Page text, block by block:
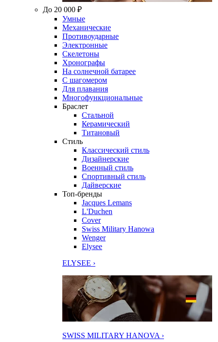
До 20 000 ₽
Умные
Механические
Противоударные
Электронные
Скелетоны
Хронографы
На солнечной батарее
С шагомером
Для плавания
Многофункциональные
Браслет
Стальной
Керамический
Титановый
Стиль
Классический стиль
Дизайнерские
Военный стиль
Спортивный стиль
Дайверские
Топ-бренды
Jacques Lemans
L'Duchen
Cover
Swiss Military Hanowa
Wenger
Elysee
ELYSEE ›
SWISS MILITARY HANOVA ›